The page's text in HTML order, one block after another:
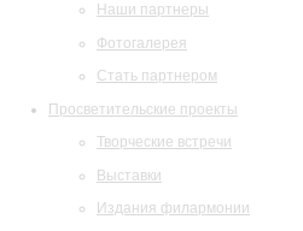
Наши партнеры
Фотогалерея
Стать партнером
Просветительские проекты
Творческие встречи
Выставки
Издания филармонии